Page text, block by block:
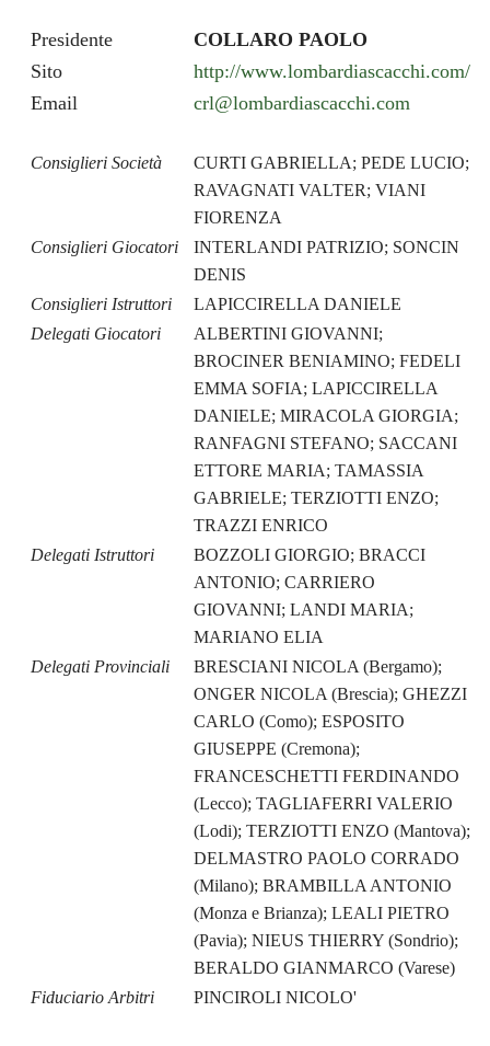
Presidente
COLLARO PAOLO
Sito
http://www.lombardiascacchi.com/
Email
crl@lombardiascacchi.com
Consiglieri Società
CURTI GABRIELLA; PEDE LUCIO;
RAVAGNATI VALTER; VIANI
FIORENZA
Consiglieri Giocatori
INTERLANDI PATRIZIO; SONCIN
DENIS
Consiglieri Istruttori
LAPICCIRELLA DANIELE
Delegati Giocatori
ALBERTINI GIOVANNI;
BROCINER BENIAMINO; FEDELI
EMMA SOFIA; LAPICCIRELLA
DANIELE; MIRACOLA GIORGIA;
RANFAGNI STEFANO; SACCANI
ETTORE MARIA; TAMASSIA
GABRIELE; TERZIOTTI ENZO;
TRAZZI ENRICO
Delegati Istruttori
BOZZOLI GIORGIO; BRACCI
ANTONIO; CARRIERO
GIOVANNI; LANDI MARIA;
MARIANO ELIA
Delegati Provinciali
BRESCIANI NICOLA (Bergamo);
ONGER NICOLA (Brescia); GHEZZI
CARLO (Como); ESPOSITO
GIUSEPPE (Cremona);
FRANCESCHETTI FERDINANDO
(Lecco); TAGLIAFERRI VALERIO
(Lodi); TERZIOTTI ENZO (Mantova);
DELMASTRO PAOLO CORRADO
(Milano); BRAMBILLA ANTONIO
(Monza e Brianza); LEALI PIETRO
(Pavia); NIEUS THIERRY (Sondrio);
BERALDO GIANMARCO (Varese)
Fiduciario Arbitri
PINCIROLI NICOLO'